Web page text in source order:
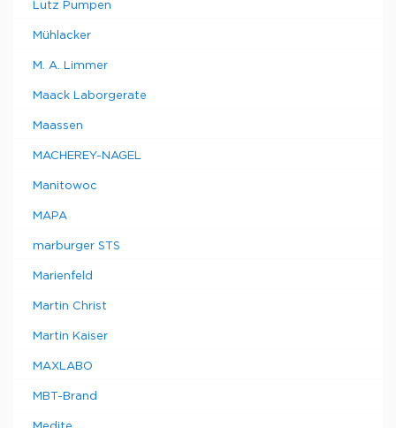
Lutz Pumpen
Mühlacker
M. A. Limmer
Maack Laborgerate
Maassen
MACHEREY-NAGEL
Manitowoc
MAPA
marburger STS
Marienfeld
Martin Christ
Martin Kaiser
MAXLABO
MBT-Brand